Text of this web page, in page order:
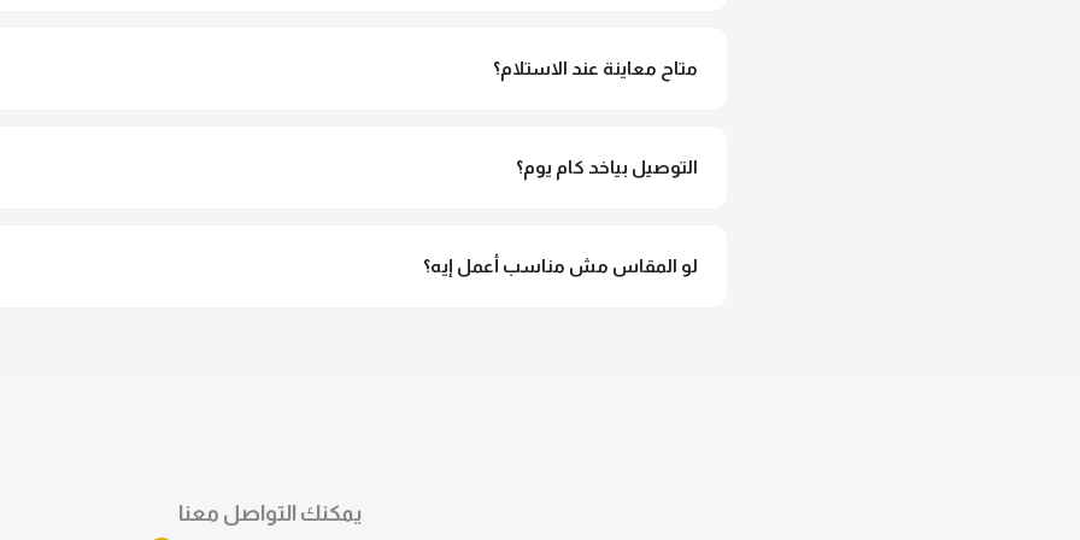
متاح معاينة عند الاستلام؟
التوصيل بياخد كام يوم؟
لو المقاس مش مناسب أعمل إيه؟
يمكنك التواصل معنا